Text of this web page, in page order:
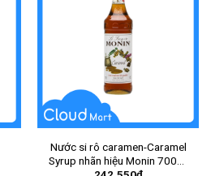
Nước si rô caramen-Caramel
Syrup nhãn hiệu Monin 700ml